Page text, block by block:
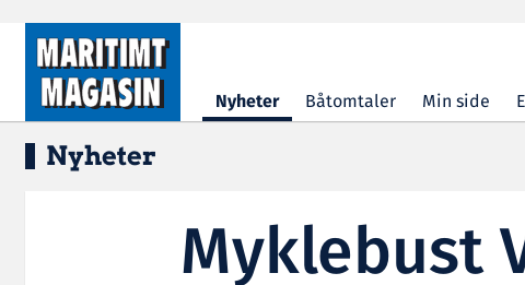
Hopp til hovedinnhold
Nyheter Båtomtaler Min side
Nyheter
Myklebust